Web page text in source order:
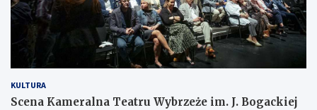
KULTURA
Scena Kameralna Teatru Wybrzeże im. J. Bogackiej